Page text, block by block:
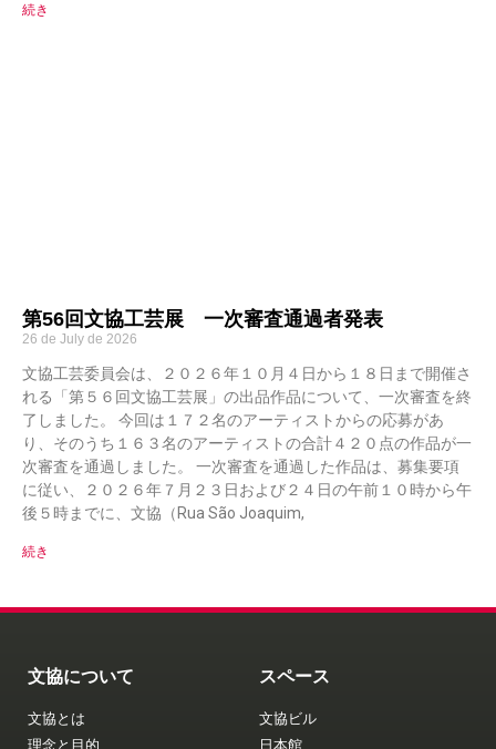
続き
第56回文協工芸展 一次審査通過者発表
26 de July de 2026
文協工芸委員会は、２０２６年１０月４日から１８日まで開催さ
れる「第５６回文協工芸展」の出品作品について、一次審査を終
了しました。 今回は１７２名のアーティストからの応募があ
り、そのうち１６３名のアーティストの合計４２０点の作品が一
次審査を通過しました。 一次審査を通過した作品は、募集要項
に従い、２０２６年７月２３日および２４日の午前１０時から午
後５時までに、文協（Rua São Joaquim,
続き
文協について
文協とは
理念と目的
スペース
文協ビル
日本館